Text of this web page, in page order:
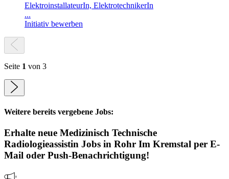
ElektroinstallateurIn, ElektrotechnikerIn
...
Initiativ bewerben
Seite 1 von 3
Weitere bereits vergebene Jobs:
Erhalte neue Medizinisch Technische
Radiologieassistin Jobs in Rohr Im Kremstal per E-
Mail oder Push-Benachrichtigung!